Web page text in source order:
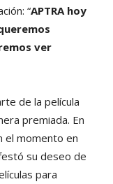
“APTRA hoy
ver
de la película
premiada. En
el momento en
su deseo de
para